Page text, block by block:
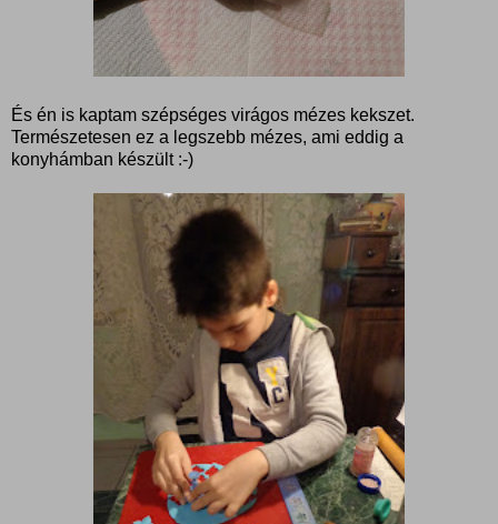
És én is kaptam szépséges virágos mézes kekszet.
Természetesen ez a legszebb mézes, ami eddig a
konyhámban készült :-)